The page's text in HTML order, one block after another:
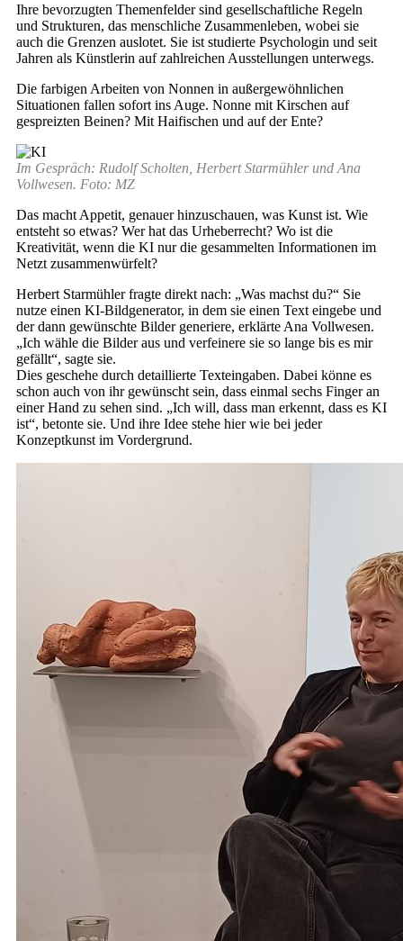
Ihre bevorzugten Themenfelder sind gesellschaftliche Regeln
und Strukturen, das menschliche Zusammenleben, wobei sie
auch die Grenzen auslotet. Sie ist studierte Psychologin und seit
Jahren als Künstlerin auf zahlreichen Ausstellungen unterwegs.
Die farbigen Arbeiten von Nonnen in außergewöhnlichen
Situationen fallen sofort ins Auge. Nonne mit Kirschen auf
gespreizten Beinen? Mit Haifischen und auf der Ente?
Im Gespräch: Rudolf Scholten, Herbert Starmühler und Ana
Vollwesen. Foto: MZ
Das macht Appetit, genauer hinzuschauen, was Kunst ist. Wie
entsteht so etwas? Wer hat das Urheberrecht? Wo ist die
Kreativität, wenn die KI nur die gesammelten Informationen im
Netzt zusammenwürfelt?
Herbert Starmühler fragte direkt nach: „Was machst du?“ Sie
nutze einen KI-Bildgenerator, in dem sie einen Text eingebe und
der dann gewünschte Bilder generiere, erklärte Ana Vollwesen.
„Ich wähle die Bilder aus und verfeinere sie so lange bis es mir
gefällt“, sagte sie.
Dies geschehe durch detaillierte Texteingaben. Dabei könne es
schon auch von ihr gewünscht sein, dass einmal sechs Finger an
einer Hand zu sehen sind. „Ich will, dass man erkennt, dass es KI
ist“, betonte sie. Und ihre Idee stehe hier wie bei jeder
Konzeptkunst im Vordergrund.